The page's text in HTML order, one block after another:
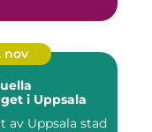
nov
i Uppsala
av Uppsala stad